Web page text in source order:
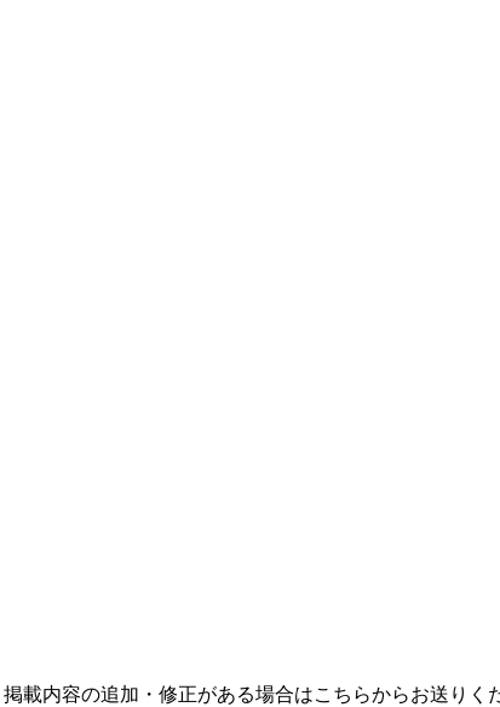
載内容の追加・修正がある場合はこちらからお送りく